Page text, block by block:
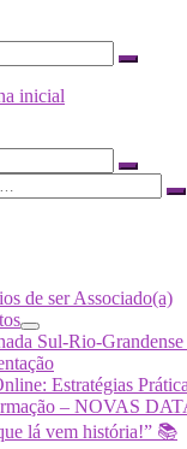
Search
Search
de ser Associado(a)
Sul-Rio-
Estratégias
– NOVAS
lá vem história!” 📚